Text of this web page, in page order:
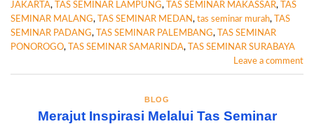
JAKARTA, TAS SEMINAR LAMPUNG, TAS SEMINAR MAKASSAR,
TAS
SEMINAR MALANG, TAS SEMINAR MEDAN, tas seminar murah,
TAS
SEMINAR PADANG, TAS SEMINAR PALEMBANG,
TAS SEMINAR
PONOROGO, TAS SEMINAR SAMARINDA,
TAS SEMINAR SURABAYA
Leave a comment
BLOG
Merajut Inspirasi Melalui Tas Seminar